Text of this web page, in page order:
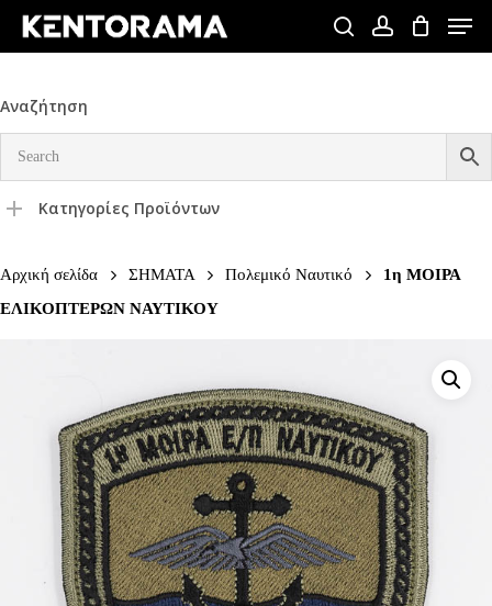
Skip
content
searchaccount
Menu
Αναζήτηση
Κατηγορίες Προϊόντων
Αρχική σελίδα ΣΗΜΑΤΑ Πολεμικό Ναυτικό
1η ΜΟΙΡΑ
ΕΛΙΚΟΠΤΕΡΩΝ ΝΑΥΤΙΚΟΥ